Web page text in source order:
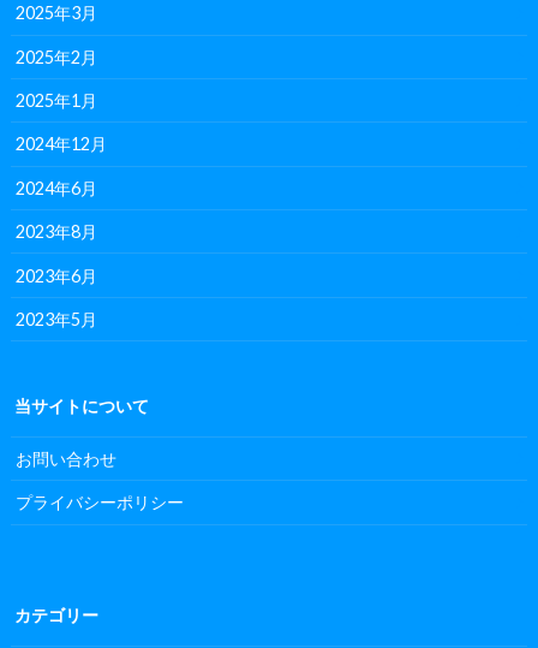
2025年3月
2025年2月
2025年1月
2024年12月
2024年6月
2023年8月
2023年6月
2023年5月
当サイトについて
お問い合わせ
プライバシーポリシー
カテゴリー